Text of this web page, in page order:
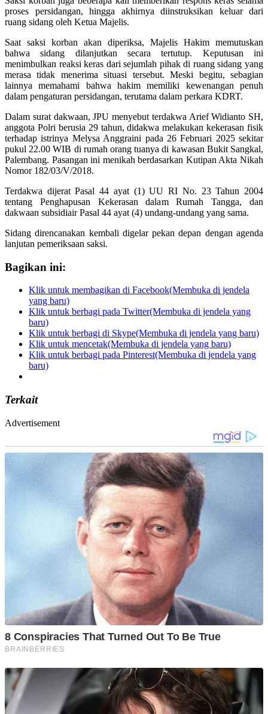
proses persidangan, hingga akhirnya diinstruksikan keluar dari
ruang sidang oleh Ketua Majelis.
Saat saksi korban akan diperiksa, Majelis Hakim memutuskan
bahwa sidang dilanjutkan secara tertutup. Keputusan ini
menimbulkan reaksi keras dari sejumlah pihak di ruang sidang yang
merasa tidak menerima situasi tersebut. Meski begitu, sebagian
lainnya memahami bahwa hakim memiliki kewenangan penuh
dalam pengaturan persidangan, terutama dalam perkara KDRT.
Dalam surat dakwaan, JPU menyebut terdakwa Arief Widianto SH,
anggota Polri berusia 29 tahun, didakwa melakukan kekerasan fisik
terhadap istrinya Melysa Anggraini pada 26 Februari 2025 sekitar
pukul 22.00 WIB di rumah orang tuanya di kawasan Bukit Sangkal,
Palembang. Pasangan ini menikah berdasarkan Kutipan Akta Nikah
Nomor 182/03/V/2018.
Terdakwa dijerat Pasal 44 ayat (1) UU RI No. 23 Tahun 2004
tentang Penghapusan Kekerasan dalam Rumah Tangga, dan
dakwaan subsidiair Pasal 44 ayat (4) undang-undang yang sama.
Sidang direncanakan kembali digelar pekan depan dengan agenda
lanjutan pemeriksaan saksi.
Bagikan ini:
Klik untuk membagikan di Facebook(Membuka di jendela
yang baru)
Klik untuk berbagi pada Twitter(Membuka di jendela yang
baru)
Klik untuk berbagi di Skype(Membuka di jendela yang baru)
Klik untuk mencetak(Membuka di jendela yang baru)
Klik untuk berbagi pada Pinterest(Membuka di jendela yang
baru)
Terkait
Advertisement